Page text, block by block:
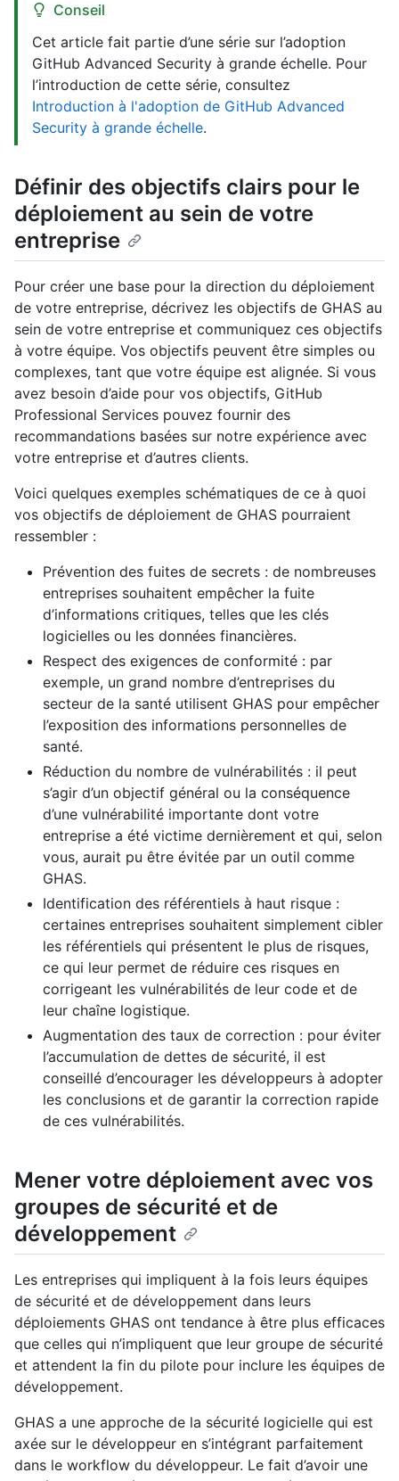
Conseil
Cet article fait partie d’une série sur l’adoption
GitHub Advanced Security à grande échelle. Pour
l’introduction de cette série, consultez
Introduction à l'adoption de GitHub Advanced
Security à grande échelle.
Définir des objectifs clairs pour le
déploiement au sein de votre
entreprise
Pour créer une base pour la direction du déploiement
de votre entreprise, décrivez les objectifs de GHAS au
sein de votre entreprise et communiquez ces objectifs
à votre équipe. Vos objectifs peuvent être simples ou
complexes, tant que votre équipe est alignée. Si vous
avez besoin d’aide pour vos objectifs, GitHub
Professional Services pouvez fournir des
recommandations basées sur notre expérience avec
votre entreprise et d’autres clients.
Voici quelques exemples schématiques de ce à quoi
vos objectifs de déploiement de GHAS pourraient
ressembler :
Prévention des fuites de secrets : de nombreuses
entreprises souhaitent empêcher la fuite
d’informations critiques, telles que les clés
logicielles ou les données financières.
Respect des exigences de conformité : par
exemple, un grand nombre d’entreprises du
secteur de la santé utilisent GHAS pour empêcher
l’exposition des informations personnelles de
santé.
Réduction du nombre de vulnérabilités : il peut
s’agir d’un objectif général ou la conséquence
d’une vulnérabilité importante dont votre
entreprise a été victime dernièrement et qui, selon
vous, aurait pu être évitée par un outil comme
GHAS.
Identification des référentiels à haut risque :
certaines entreprises souhaitent simplement cibler
les référentiels qui présentent le plus de risques,
ce qui leur permet de réduire ces risques en
corrigeant les vulnérabilités de leur code et de
leur chaîne logistique.
Augmentation des taux de correction : pour éviter
l’accumulation de dettes de sécurité, il est
conseillé d’encourager les développeurs à adopter
les conclusions et de garantir la correction rapide
de ces vulnérabilités.
Mener votre déploiement avec vos
groupes de sécurité et de
développement
Les entreprises qui impliquent à la fois leurs équipes
de sécurité et de développement dans leurs
déploiements GHAS ont tendance à être plus efficaces
que celles qui n’impliquent que leur groupe de sécurité
et attendent la fin du pilote pour inclure les équipes de
développement.
GHAS a une approche de la sécurité logicielle qui est
axée sur le développeur en s’intégrant parfaitement
dans le workflow du développeur. Le fait d’avoir une